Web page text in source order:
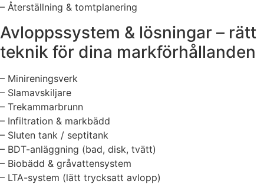
– Återställning & tomtplanering
Avloppssystem & lösningar – rätt
teknik för dina markförhållanden
– Minireningsverk
– Slamavskiljare
– Trekammarbrunn
– Infiltration & markbädd
– Sluten tank / septitank
– BDT-anläggning (bad, disk, tvätt)
– Biobädd & gråvattensystem
– LTA-system (lätt trycksatt avlopp)